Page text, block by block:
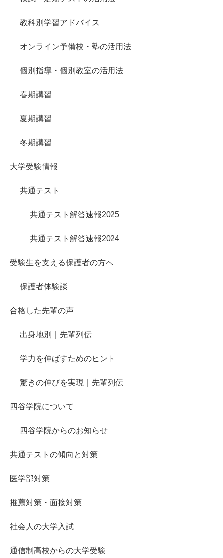
教科別学習アドバイス
オンライン予備校・塾の活用法
個別指導・個別教室の活用法
春期講習
夏期講習
冬期講習
大学受験情報
共通テスト
共通テスト解答速報2025
共通テスト解答速報2024
受験生を支える保護者の方へ
保護者体験談
合格した先輩の声
出身地別｜先輩列伝
学力を伸ばすためのヒント
驚きの伸びを実現｜先輩列伝
四谷学院について
四谷学院からのお知らせ
共通テストの傾向と対策
医学部対策
推薦対策・面接対策
社会人の大学入試
通信制高校からの大学受験